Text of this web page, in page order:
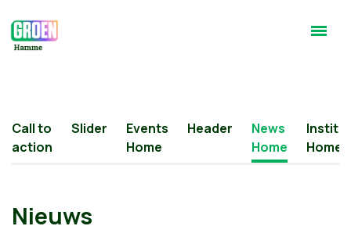
Call to
action
Slider
Events
Home
Header
News
Home
Home
Nieuws